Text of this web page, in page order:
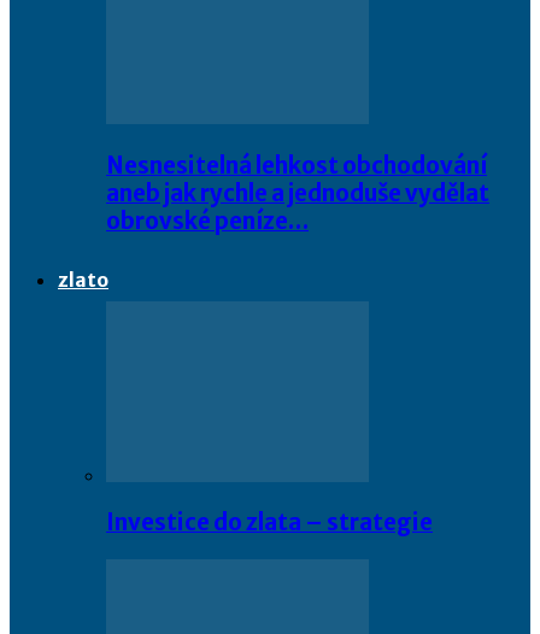
Nesnesitelná lehkost obchodování
aneb jak rychle a jednoduše vydělat
obrovské peníze…
zlato
Investice do zlata – strategie